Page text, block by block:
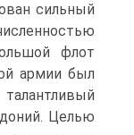
сильный
флот
армии был
Целью